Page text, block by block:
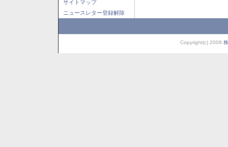
サイトマップ
ニュースレター登録解除
Copyright(c) 2008